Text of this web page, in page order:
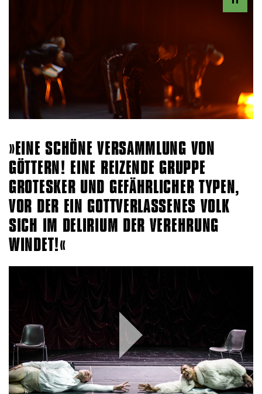
EINE SCHÖNE VERSAMMLUNG VON
GÖTTERN! EINE REIZENDE GRUPPE
GROTESKER UND GEFÄHRLICHER TYPEN,
VOR DER EIN GOTTVERLASSENES VOLK
SICH IM DELIRIUM DER VEREHRUNG
WINDET!
Play
Video